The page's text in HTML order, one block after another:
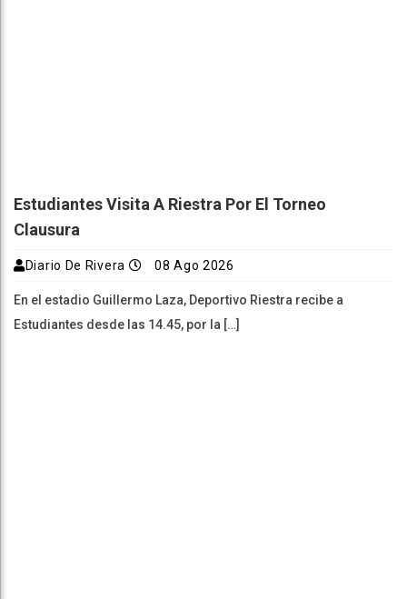
Estudiantes Visita A Riestra Por El Torneo
Clausura
Diario De Rivera 08 Ago 2026
En el estadio Guillermo Laza, Deportivo Riestra recibe a
Estudiantes desde las 14.45, por la […]